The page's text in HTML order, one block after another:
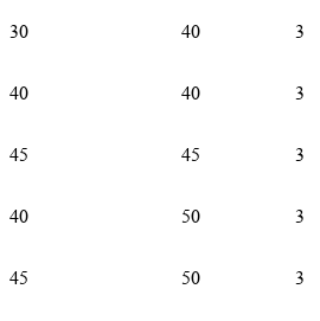
30 40 3
40 40 3
45 45 3
40 50 3
45 50 3